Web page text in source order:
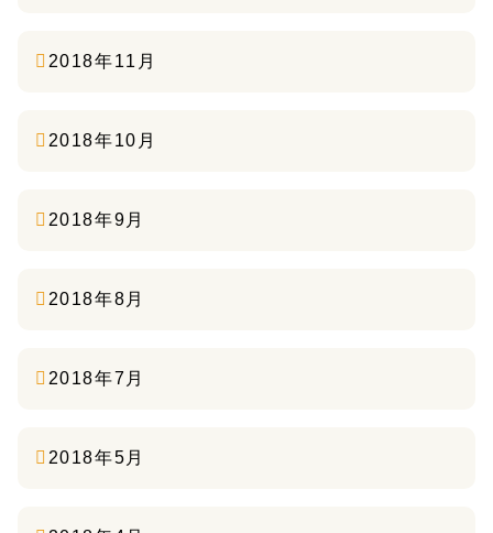
2018年11月
2018年10月
2018年9月
2018年8月
2018年7月
2018年5月